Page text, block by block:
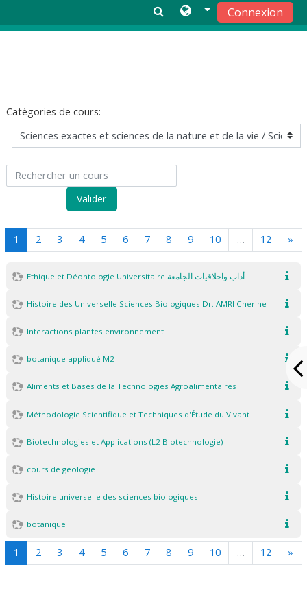
Connexion
Catégories de cours:
Valider
1 (actuel)
2 3 4 5 6 7 8 9 10 … 12 »
Ethique et Déontologie Universitaire أداب واخلاقيات الجامعة
Histoire des Universelle Sciences Biologiques.Dr. AMRI Cherine
Interactions plantes environnement
botanique appliqué M2
Aliments et Bases de la Technologies Agroalimentaires
Méthodologie Scientifique et Techniques d'Étude du Vivant
Biotechnologies et Applications (L2 Biotechnologie)
cours de géologie
Histoire universelle des sciences biologiques
botanique
1 (actuel)
2 3 4 5 6 7 8 9 10 … 12 »